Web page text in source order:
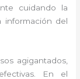
cuidando la
información del
agigantados,
. En el